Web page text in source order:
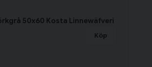
50x60 Kosta Linnewäfveri
Köp